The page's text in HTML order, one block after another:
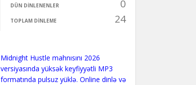
DÜN DINLENENLER 0
TOPLAM DINLEME 24
Midnight Hustle mahnısını 2026
versiyasında yüksək keyfiyyətli MP3
formatında pulsuz yüklə. Online dinlə və